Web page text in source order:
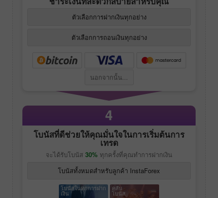
ตัวเลือกการฝากเงินทุกอย่าง
ตัวเลือกการถอนเงินทุกอย่าง
นอกจากนั้น...
4
โบนัสที่ดีช่วยให้คุณมั่นใจในการเริ่มต้นการ
เทรด
จะได้รับโบนัส 30% ทุกครั้งที่คุณทำการฝากเงิน
โบนัสทั้งหมดสำหรับลูกค้า InstaForex
โบนัสในทุกการฝาก
เงิน
คลับ
โบนัส